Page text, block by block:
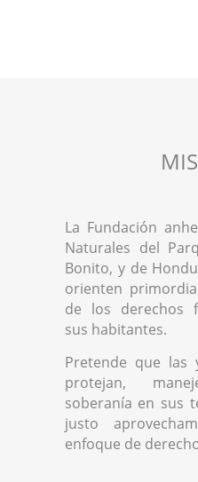
La Fundación
Naturales del
Bonito, y de
orienten
de los derechos
sus habitantes.
Pretende que las
protejan,
soberanía en sus
justo
enfoque de